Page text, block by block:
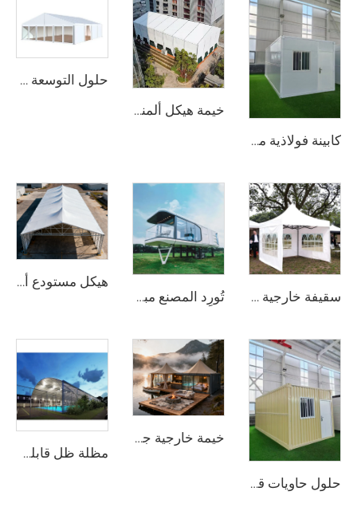
كابينة فولاذية متنقِّلة معبَّأة بشكل مسطّح | حاوية قابلة للطي بمقاس 20 قدمًا وتُركَّب بسرعة لمكتب متنقِّل وسكن موقع العمل
خيمة هيكل ألمنيوم تعمل في جميع الأحوال الجوية | مظلة تجارية خالية من الدعامات لمواقف الزفاف الخارجية ومعارض المعارض التجارية
حلول التوسعة الوحداتية للمستودعات في المشاريع الصناعية | خيمة تخزين من PVC مقاومة للحريق لتوسيع الطاقة الإنتاجية للمصانع
سقيفة خارجية واسعة النطاق للفعاليات | هيكل معدني من الألومنيوم مقاوم للماء للاستخدام التجاري تُورِد المصنع مباشرة بيوت خيام خارجية مقاومة للماء وبسقف صلب وفاخرة على شكل خيمة فندق
هيكل مستودع ألومنيوم متين جدًّا | خيمة تخزين صناعية ذات نطاق واضح للخدمات اللوجستية والتصنيع
حلول حاويات قابلة للطي بمقاس 20 قدمًا معبَّأة بشكل مسطّح | منزل معدني معياري متين جدًّا لمكتب الموقع ومشاريع التخزين الصناعي
خيمة خارجية جاهزة قابلة للتخصيص | هيكل عالي الأداء مقاوم للماء ومُصمَّم لمجمعات الإجازات البيئية
مظلة ظل قابلة للتخصيص وفق نظام وحدات لملاعب البدل | سقف متكامل من هيكل ألومنيوم مع حماية زجاجية لمرافق التنس الخارجية